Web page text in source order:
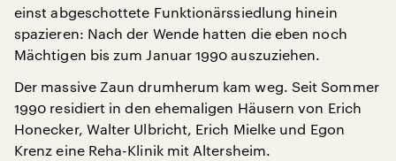
einst abgeschottete Funktionärssiedlung hinein
spazieren: Nach der Wende hatten die eben noch
Mächtigen bis zum Januar 1990 auszuziehen.
Der massive Zaun drumherum kam weg. Seit Sommer
1990 residiert in den ehemaligen Häusern von Erich
Honecker, Walter Ulbricht, Erich Mielke und Egon
Krenz eine Reha-Klinik mit Altersheim.